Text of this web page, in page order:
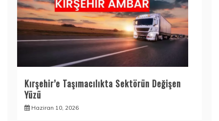
Kırşehir’e Taşımacılıkta Sektörün Değişen
Yüzü
Haziran 10, 2026